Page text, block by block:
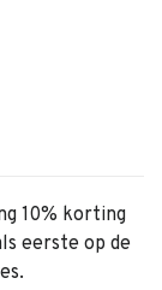
10% korting
eerste op de